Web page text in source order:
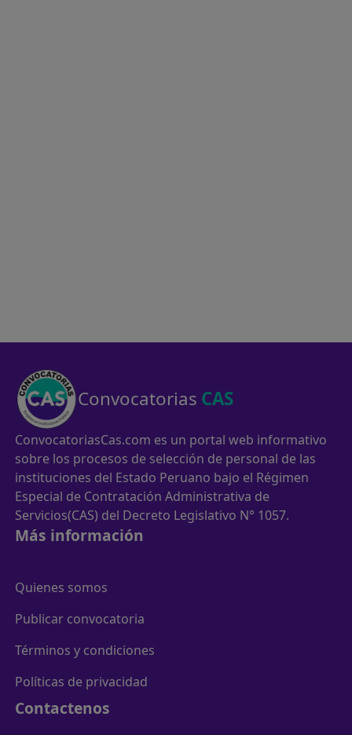
Convocatorias CAS
ConvocatoriasCas.com es un portal web informativo
sobre los procesos de selección de personal de las
instituciones del Estado Peruano bajo el Régimen
Especial de Contratación Administrativa de
Servicios(CAS) del Decreto Legislativo N° 1057.
Más información
Quienes somos
Publicar convocatoria
Términos y condiciones
Políticas de privacidad
Contactenos